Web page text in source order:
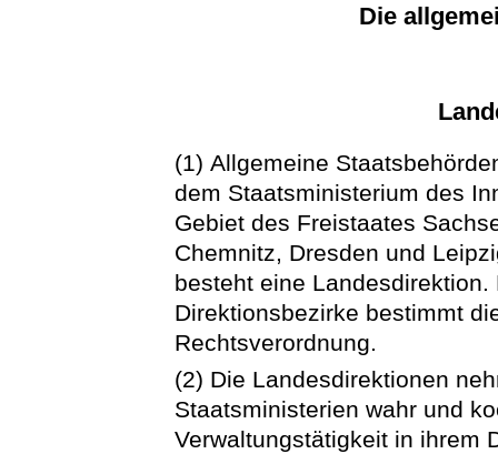
Die
(1) Allgemeine
dem Staatsministerium des
Gebiet des Freistaates
Chemnitz, Dresden und
besteht eine
Direktionsbezirke bestimmt
Rechtsverordnung.
(2) Die Landesdirektionen
Staatsministerien wahr und
Verwaltungstätigkeit in ihrem